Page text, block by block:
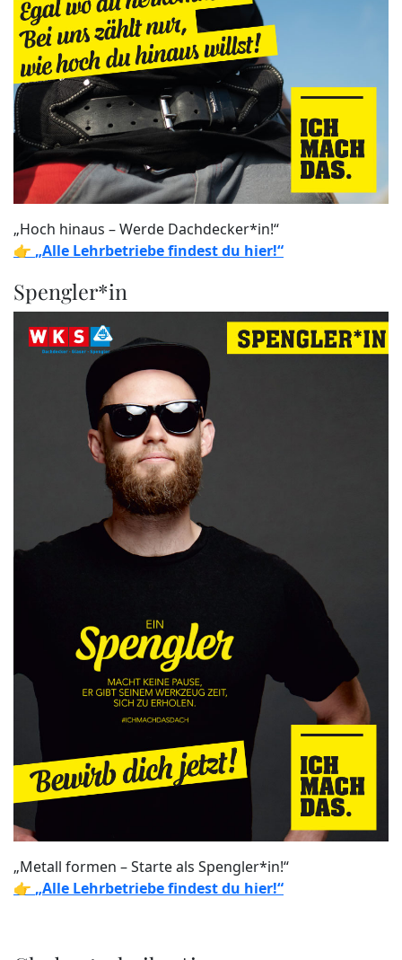
„Hoch hinaus – Werde Dachdecker*in!“
👉 „Alle Lehrbetriebe findest du hier!“
Spengler*in
„Metall formen – Starte als Spengler*in!“
👉 „Alle Lehrbetriebe findest du hier!“